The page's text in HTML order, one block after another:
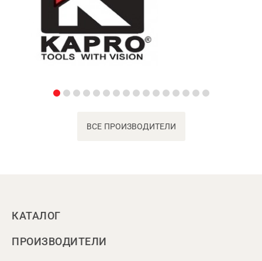
ВСЕ ПРОИЗВОДИТЕЛИ
КАТАЛОГ
ПРОИЗВОДИТЕЛИ